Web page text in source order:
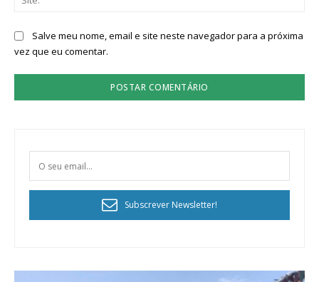
Salve meu nome, email e site neste navegador para a próxima
vez que eu comentar.
Subscrever Newsletter!